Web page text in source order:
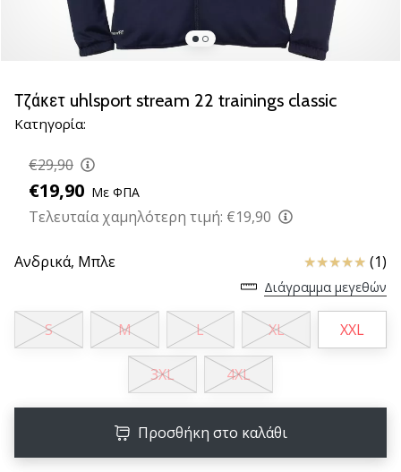
παπούτσια
handball
Accelerate
NITRO
SQD
Ανακάλυψε
τις
τεχνικές
και
μάθε
αξίζει…
6 λεπτά ανάγνωσης
πρεσβευτής
Τζάκετ uhlsport stream 22 trainings classic
Κατηγορία:
€29,90
€19,90 Με ΦΠΑ
Τελευταία χαμηλότερη τιμή: €19,90
Ανδρικά, Μπλε Κριτικές (1)
Διάγραμμα μεγεθών
S M L XL XXL
3XL 4XL
Προσθήκη στο καλάθι